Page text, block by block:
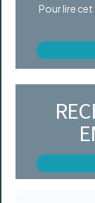
Pour lire